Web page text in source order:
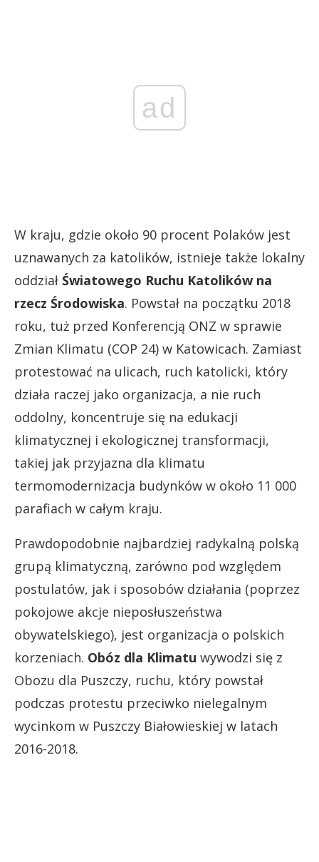
ad
W kraju, gdzie około 90 procent Polaków jest
uznawanych za katolików, istnieje także lokalny
oddział Światowego Ruchu Katolików na
rzecz Środowiska. Powstał na początku 2018
roku, tuż przed Konferencją ONZ w sprawie
Zmian Klimatu (COP 24) w Katowicach. Zamiast
protestować na ulicach, ruch katolicki, który
działa raczej jako organizacja, a nie ruch
oddolny, koncentruje się na edukacji
klimatycznej i ekologicznej transformacji,
takiej jak przyjazna dla klimatu
termomodernizacja budynków w około 11 000
parafiach w całym kraju.
Prawdopodobnie najbardziej radykalną polską
grupą klimatyczną, zarówno pod względem
postulatów, jak i sposobów działania (poprzez
pokojowe akcje nieposłuszeństwa
obywatelskiego), jest organizacja o polskich
korzeniach. Obóz dla Klimatu wywodzi się z
Obozu dla Puszczy, ruchu, który powstał
podczas protestu przeciwko nielegalnym
wycinkom w Puszczy Białowieskiej w latach
2016-2018.